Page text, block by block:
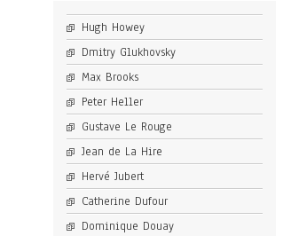
Hugh Howey
Dmitry Glukhovsky
Max Brooks
Peter Heller
Gustave Le Rouge
Jean de La Hire
Hervé Jubert
Catherine Dufour
Dominique Douay